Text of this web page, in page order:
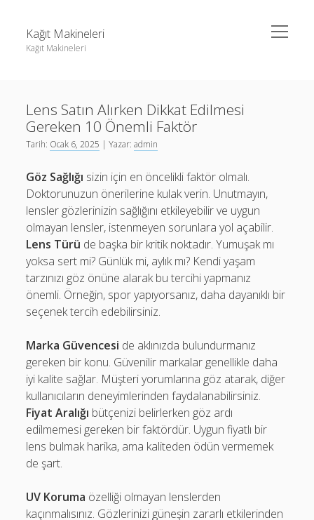
Kağıt Makineleri
Kağıt Makineleri
menüyü
aç
Liste
Sayfa Listesi
Youtube Yorum Kasma Şifresiz
Linkedin Takipçi Kasma Hilesi
Sayfa Listesi
tiktok takipçi sayısı nasıl arttırılır
Youtube Yorum Kasma Şifresiz
Lens Satın Alırken Dikkat Edilmesi
Gereken 10 Önemli Faktör
Tarih: Ocak 6, 2025 | Yazar:admin
Göz Sağlığı sizin için en öncelikli faktör olmalı.
Doktorunuzun önerilerine kulak verin. Unutmayın,
lensler gözlerinizin sağlığını etkileyebilir ve uygun
olmayan lensler, istenmeyen sorunlara yol açabilir.
Lens Türü de başka bir kritik noktadır. Yumuşak mı
yoksa sert mi? Günlük mi, aylık mı? Kendi yaşam
tarzınızı göz önüne alarak bu tercihi yapmanız
önemli. Örneğin, spor yapıyorsanız, daha dayanıklı bir
seçenek tercih edebilirsiniz.
Marka Güvencesi de aklınızda bulundurmanız
gereken bir konu. Güvenilir markalar genellikle daha
iyi kalite sağlar. Müşteri yorumlarına göz atarak, diğer
kullanıcıların deneyimlerinden faydalanabilirsiniz.
Fiyat Aralığı bütçenizi belirlerken göz ardı
edilmemesi gereken bir faktördür. Uygun fiyatlı bir
lens bulmak harika, ama kaliteden ödün vermemek
de şart.
UV Koruma özelliği olmayan lenslerden
kaçınmalısınız. Gözlerinizi güneşin zararlı etkilerinden